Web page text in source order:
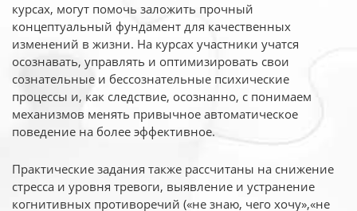
курсах, могут помочь заложить прочный
концептуальный фундамент для качественных
изменений в жизни. На курсах участники учатся
осознавать, управлять и оптимизировать свои
сознательные и бессознательные психические
процессы и, как следствие, осознанно, с понимаем
механизмов менять привычное автоматическое
поведение на более эффективное.
Практические задания также рассчитаны на снижение
стресса и уровня тревоги, выявление и устранение
когнитивных противоречий («не знаю, чего хочу»,«не